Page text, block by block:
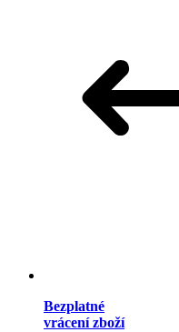
Bezplatné
vrácení zboží